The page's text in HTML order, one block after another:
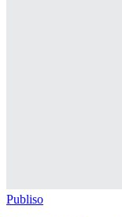
Publiso